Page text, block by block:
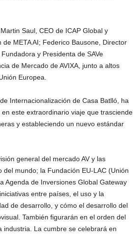
Saul, CEO de ICAP Global y
META AI; Federico Bausone, Director
y Presidenta de SAVe
de Mercado de AVIXA, junto a altos
Europea.
Internacionalización de Casa Batlló, ha
este extraordinario viaje que trasciende
y estableciendo un nuevo estándar
general del mercado AV y las
mundo; la Fundación EU-LAC (Unión
Agenda de Inversiones Global Gateway
entre países, el uso y la
de desarrollo, y cómo el desarrollo del
También figurarán en el orden del
industria. La cumbre se celebrará en